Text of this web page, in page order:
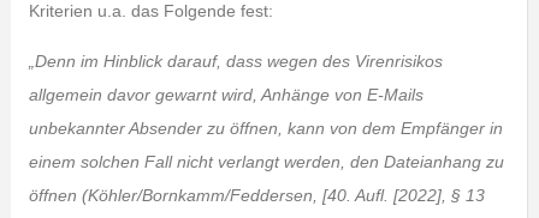
Kriterien u.a. das Folgende fest:
„Denn im Hinblick darauf, dass wegen des Virenrisikos
allgemein davor gewarnt wird, Anhänge von E-Mails
unbekannter Absender zu öffnen, kann von dem Empfänger in
einem solchen Fall nicht verlangt werden, den Dateianhang zu
öffnen (Köhler/Bornkamm/Feddersen, [40. Aufl. [2022], § 13